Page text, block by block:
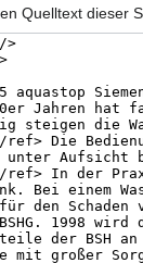
Quelltext dieser